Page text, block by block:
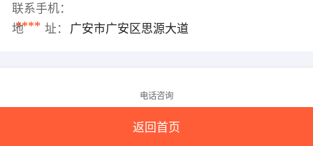
联系手机：
****
地 址： 广安市广安区思源大道
电话咨询
返回首页